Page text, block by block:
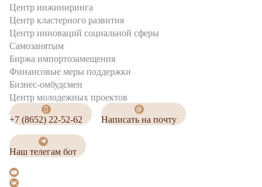
Центр инжиниринга
Центр кластерного развития
Центр инноваций социальной сферы
Cамозанятым
Биржа импортозамещения
Финансовые меры поддержки
Бизнес-омбудсмен
Центр молодежных проектов
+7 (8652) 22-52-62 Написать на почту
Наш телегам бот